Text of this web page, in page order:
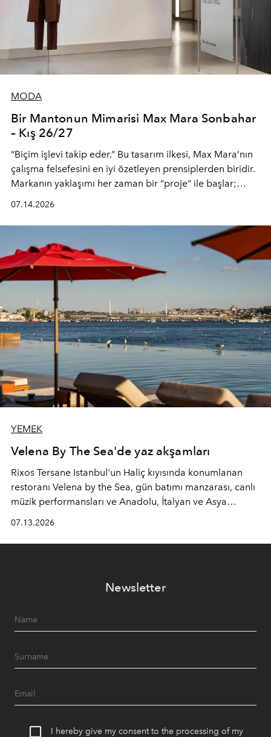
MODA
Bir Mantonun Mimarisi Max Mara Sonbahar
– Kış 26/27
“Biçim işlevi takip eder.” Bu tasarım ilkesi, Max Mara’nın
çalışma felsefesini en iyi özetleyen prensiplerden biridir.
Markanın yaklaşımı her zaman bir “proje” ile başlar;
(savoir-faire) buluşan parçalara dönüştürmek.
07.14.2026
YEMEK
Velena By The Sea'de yaz akşamları
Rixos Tersane Istanbul'un Haliç kıyısında konumlanan
restoranı Velena by the Sea, gün batımı manzarası, canlı
müzik performansları ve Anadolu, İtalyan ve Asya
devam ediyor.
07.13.2026
Newsletter
I hereby give my consent to the processing of my